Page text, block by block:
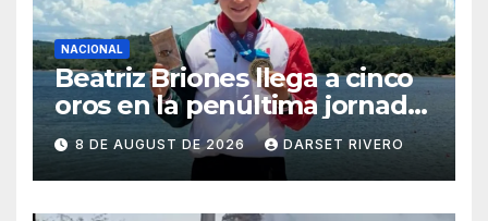
NACIONAL
Beatriz Briones llega a cinco
oros en la penúltima jornada
de Santo Domingo 2026
8 DE AUGUST DE 2026 DARSET RIVERO